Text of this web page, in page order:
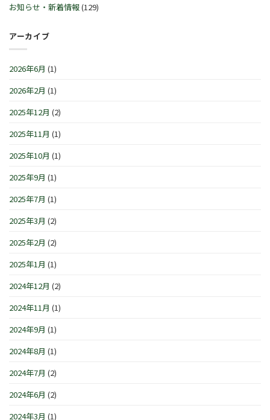
ブ
レ
ョ
IN
浜/
町』！！
は
21
～
1
(日)
は
年
4お
知
で
は
お知らせ・新着情報(129)
アーカイブ
2026年6月 (1)
2026年2月 (1)
2025年12月 (2)
2025年11月 (1)
2025年10月 (1)
2025年9月 (1)
2025年7月 (1)
2025年3月 (2)
2025年2月 (2)
2025年1月 (1)
2024年12月 (2)
2024年11月 (1)
2024年9月 (1)
2024年8月 (1)
2024年7月 (2)
2024年6月 (2)
2024年3月 (1)